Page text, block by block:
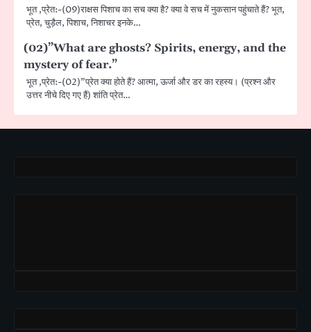
भूत ,प्रेत:-(09)राक्षस पिशाच का सच क्या है? क्या वे सच में नुकसान पहुंचाते हैं? भूत,
प्रेत, चुड़ैल, पिशाच, निशाचर इनके…
(02)”What are ghosts? Spirits, energy, and the
mystery of fear.”
भूत ,प्रेत:-(02)”प्रेत क्या होते हैं? आत्मा, ऊर्जा और डर का रहस्य। (प्रश्न और
उत्तर नीचे दिए गए हैं) शांति प्रेत…